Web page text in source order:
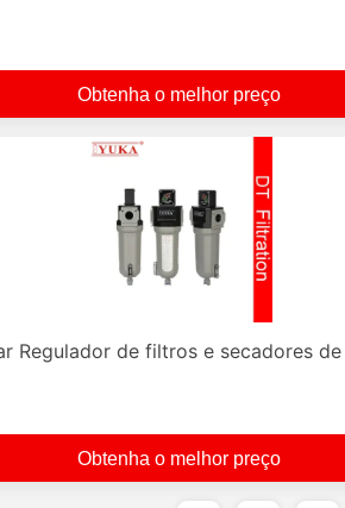
Obtenha o melhor preço
Regulador de filtros e secadores
Obtenha o melhor preço